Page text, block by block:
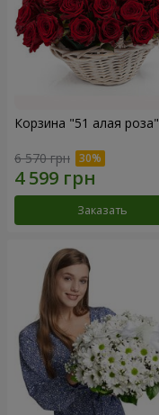
Корзина "51 алая роза"
6 570 грн
Заказать